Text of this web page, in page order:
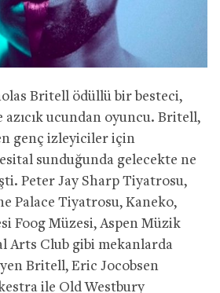
Britell ödüllü bir besteci,
azıcık ucundan oyuncu. Britell,
genç izleyiciler için
sunduğunda gelecekte ne
Peter Jay Sharp Tiyatrosu,
Palace Tiyatrosu, Kaneko,
Foog Müzesi, Aspen Müzik
Arts Club gibi mekanlarda
Britell, Eric Jocobsen
ile Old Westbury